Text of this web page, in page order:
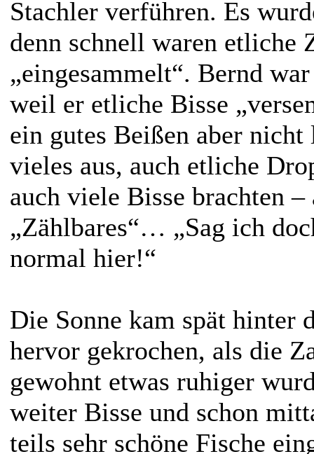
Stachler verführen. Es
denn schnell waren etliche
„eingesammelt“. Bernd
weil er etliche Bisse
ein gutes Beißen aber
vieles aus, auch etliche
auch viele Bisse brachten –
„Zählbares“… „Sag ich
normal hier!“
Die Sonne kam spät hinter
hervor gekrochen, als die
gewohnt etwas ruhiger
weiter Bisse und schon
teils sehr schöne Fische